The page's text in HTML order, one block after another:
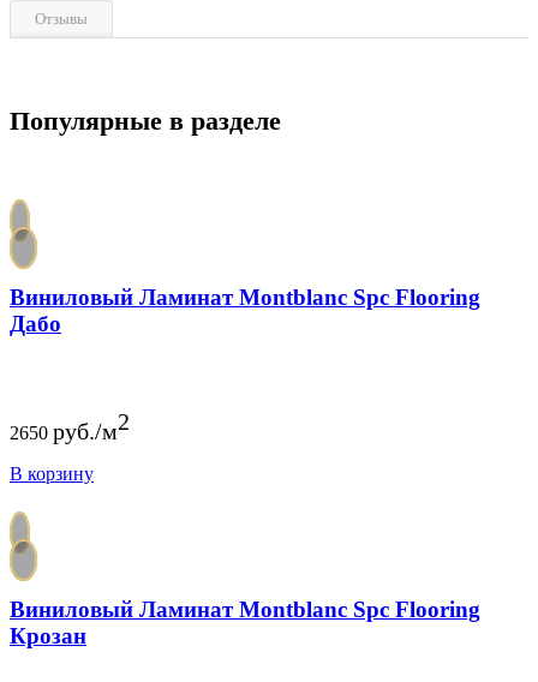
Отзывы
Популярные в разделе
Виниловый Ламинат Montblanc Spc Flooring
Дабо
2650 руб./м2
В корзину
Виниловый Ламинат Montblanc Spc Flooring
Крозан